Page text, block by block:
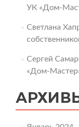
УК «Дом-
Светлана
Сергей
«Дом-